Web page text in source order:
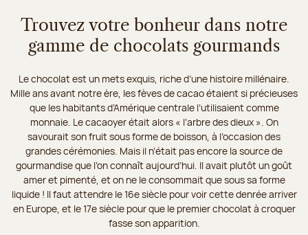
Trouvez votre bonheur dans notre
gamme de chocolats gourmands
Le chocolat est un mets exquis, riche d’une histoire millénaire.
Mille ans avant notre ère, les fèves de cacao étaient si précieuses
que les habitants d’Amérique centrale l’utilisaient comme
monnaie. Le cacaoyer était alors « l’arbre des dieux ». On
savourait son fruit sous forme de boisson, à l’occasion des
grandes cérémonies. Mais il n’était pas encore la source de
gourmandise que l’on connaît aujourd’hui. Il avait plutôt un goût
amer et pimenté, et on ne le consommait que sous sa forme
liquide ! Il faut attendre le 16e siècle pour voir cette denrée arriver
en Europe, et le 17e siècle pour que le premier chocolat à croquer
fasse son apparition.